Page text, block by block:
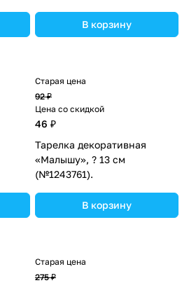
В корзину
Старая цена
92 ₽
Цена со скидкой
46 ₽
Тарелка декоративная
«Малышу», ? 13 см
(№1243761).
В корзину
Старая цена
275 ₽